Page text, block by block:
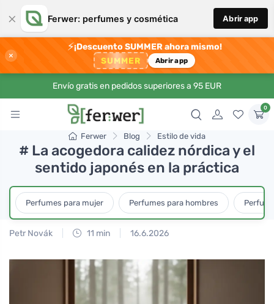
× Ferwer: perfumes y cosmética Abrir app
×
⚡¡Descuento SUMMER ahora mismo!
SUMMER Abrir app
Envío gratis en pedidos superiores a 95 EUR
0
Ferwer Blog Estilo de vida
# La acogedora calidez nórdica y el
sentido japonés en la práctica
Perfumes para mujer Perfumes para hombres
Petr Novák 11 min 16.6.2026